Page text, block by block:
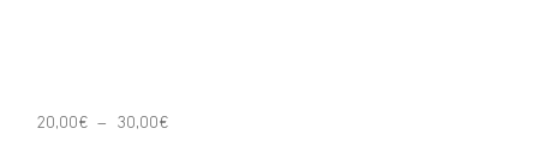
20,00€ – 30,00€Plage